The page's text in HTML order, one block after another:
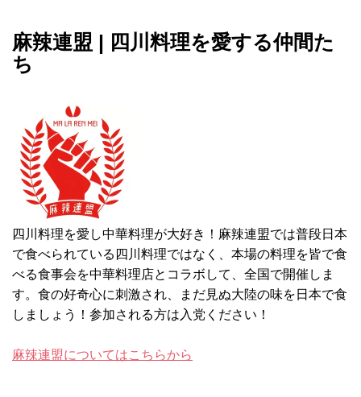
麻辣連盟 | 四川料理を愛する仲間た
ち
四川料理を愛し中華料理が大好き！麻辣連盟では普段日本
で食べられている四川料理ではなく、本場の料理を皆で食
べる食事会を中華料理店とコラボして、全国で開催しま
す。食の好奇心に刺激され、まだ見ぬ大陸の味を日本で食
しましょう！参加される方は入党ください！
麻辣連盟についてはこちらから